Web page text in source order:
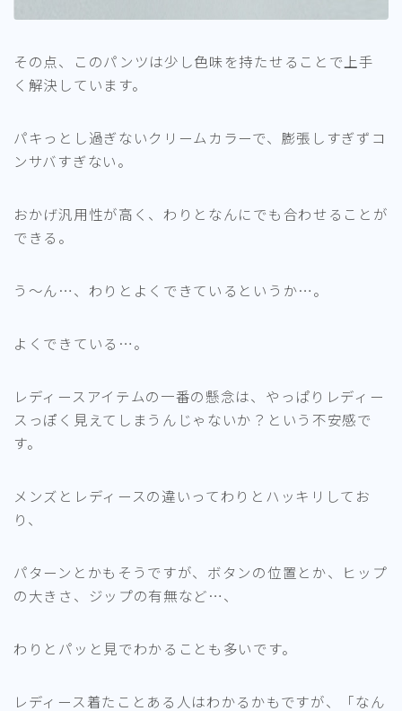
その点、このパンツは少し色味を持たせることで上手
く解決しています。
パキっとし過ぎないクリームカラーで、膨張しすぎずコ
ンサバすぎない。
おかげ汎用性が高く、わりとなんにでも合わせることが
できる。
う～ん…、わりとよくできているというか…。
よくできている…。
レディースアイテムの一番の懸念は、やっぱりレディー
スっぽく見えてしまうんじゃないか？という不安感で
す。
メンズとレディースの違いってわりとハッキリしてお
り、
パターンとかもそうですが、ボタンの位置とか、ヒップ
の大きさ、ジップの有無など…、
わりとパッと見でわかることも多いです。
レディース着たことある人はわかるかもですが、「なん